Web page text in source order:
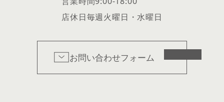
店休日毎週火曜日・水曜日
お問い合わせフォーム